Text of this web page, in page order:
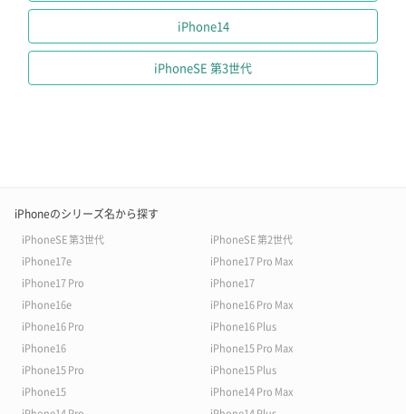
iPhone14
iPhoneSE 第3世代
iPhoneのシリーズ名から探す
iPhoneSE 第3世代
iPhoneSE 第2世代
iPhone17e
iPhone17 Pro Max
iPhone17 Pro
iPhone17
iPhone16e
iPhone16 Pro Max
iPhone16 Pro
iPhone16 Plus
iPhone16
iPhone15 Pro Max
iPhone15 Pro
iPhone15 Plus
iPhone15
iPhone14 Pro Max